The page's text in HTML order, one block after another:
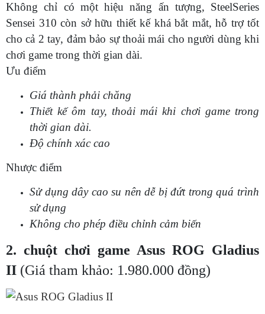
Không chỉ có một hiệu năng ấn tượng, SteelSeries
Sensei 310 còn sở hữu thiết kế khá bắt mắt, hỗ trợ tốt
cho cả 2 tay, đảm bảo sự thoải mái cho người dùng khi
chơi game trong thời gian dài.
Ưu điểm
Giá thành phải chăng
Thiết kế ôm tay, thoải mái khi chơi game trong
thời gian dài.
Độ chính xác cao
Nhược điểm
Sử dụng dây cao su nên dễ bị đứt trong quá trình
sử dụng
Không cho phép điều chỉnh cảm biến
2. chuột chơi game Asus ROG Gladius
II (Giá tham khảo: 1.980.000 đồng)